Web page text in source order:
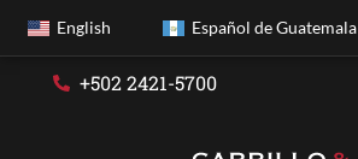
English Español de Guatemala
+502 2421-5700